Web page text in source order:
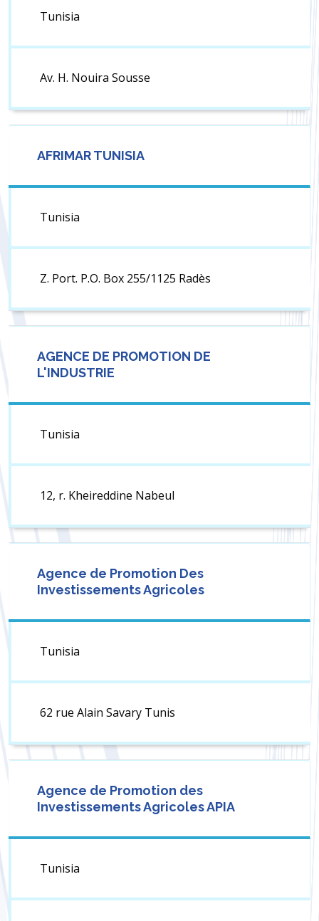
Tunisia
Av. H. Nouira Sousse
AFRIMAR TUNISIA
Tunisia
Z. Port. P.O. Box 255/1125 Radès
AGENCE DE PROMOTION DE
L'INDUSTRIE
Tunisia
12, r. Kheireddine Nabeul
Agence de Promotion Des
Investissements Agricoles
Tunisia
62 rue Alain Savary Tunis
Agence de Promotion des
Investissements Agricoles APIA
Tunisia